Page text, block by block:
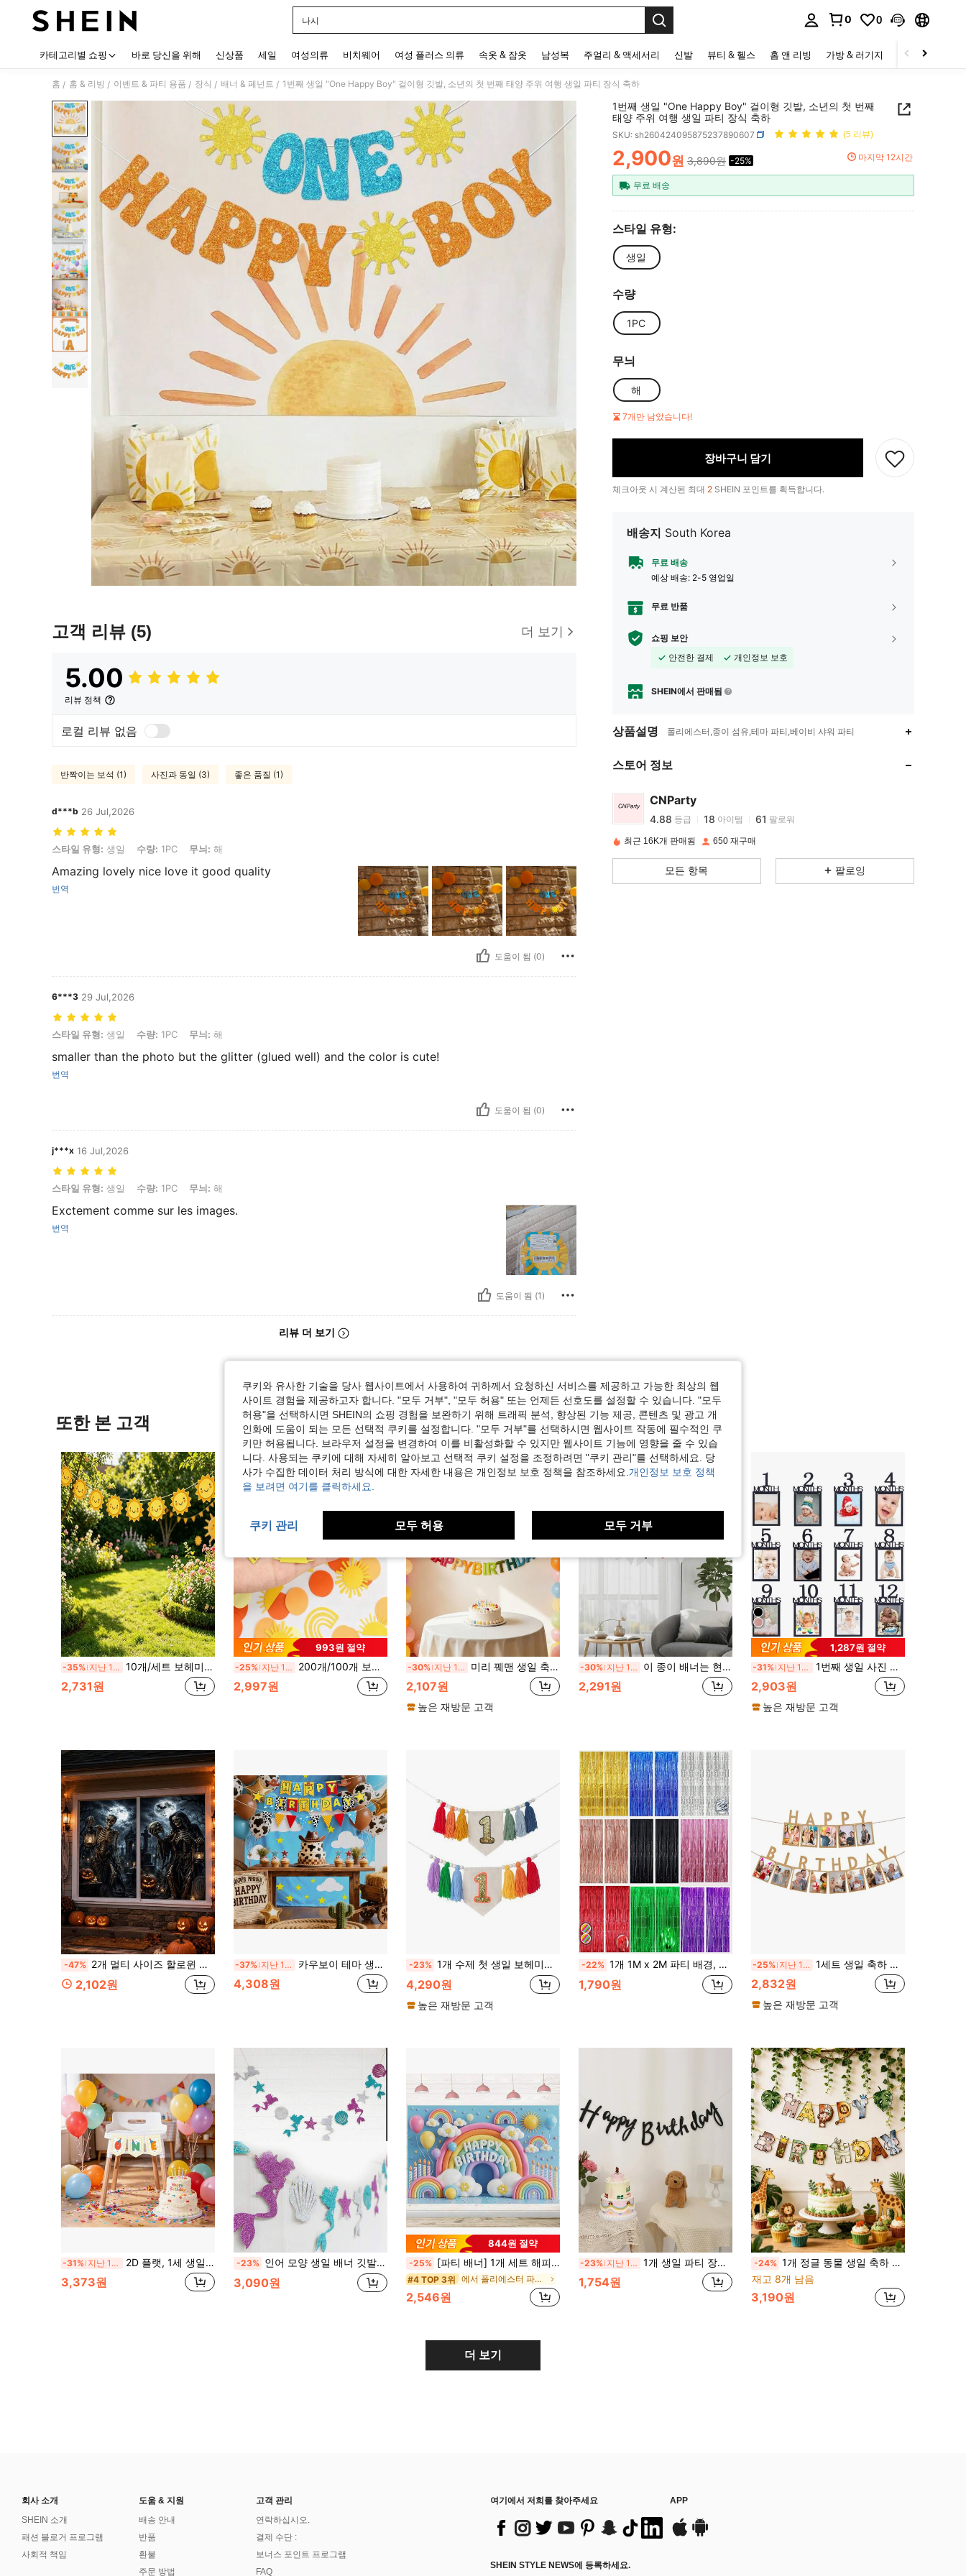
나시
0 0
카테고리별 쇼핑 바로 당신을 위해 신상품 세일 여성의류 비치웨어 여성 플러스 의류 속옷 & 잠옷 남성복 주얼리 & 액세서리 신발 뷰티 & 헬스 홈 앤 리빙 가방 & 러기지 스포츠 & 아웃
홈 / 홈 & 리빙 / 이벤트 & 파티 용품 / 장식 / 배너 & 페넌트 / 1번째 생일 "One Happy Boy" 걸이형 깃발, 소년의 첫 번째 태양 주위 여행 생일 파티 장식 축하
고객 리뷰 (5) 더 보기
5.00
리뷰 정책
로컬 리뷰 없음
반짝이는 보석 (1) 사진과 동일 (3) 좋은 품질 (1)
d***b 26 Jul,2026
스타일 유형: 생일, 수량: 1PC, 무늬: 해
스타일 유형: 생일 수량: 1PC 무늬: 해
Amazing lovely nice love it good quality
번역
도움이 됨 (0)
6***3 29 Jul,2026
스타일 유형: 생일, 수량: 1PC, 무늬: 해
스타일 유형: 생일 수량: 1PC 무늬: 해
smaller than the photo but the glitter (glued well) and the color is cute!
번역
도움이 됨 (0)
j***x 16 Jul,2026
스타일 유형: 생일, 수량: 1PC, 무늬: 해
스타일 유형: 생일 수량: 1PC 무늬: 해
Exctement comme sur les images.
번역
도움이 됨 (1)
리뷰 더 보기
1번째 생일 "One Happy Boy" 걸이형 깃발, 소년의 첫 번째
태양 주위 여행 생일 파티 장식 축하
SKU: sh260424095875237890607 (5 리뷰)
PRICE AND AVAILABILITY
2,900원 3,890원 -25% 마지막 12시간
무료 배송
스타일 유형:
생일
수량
1PC
무늬
해
7개만 남았습니다!
장바구니 담기
체크아웃 시 계산된 최대 2 SHEIN 포인트를 획득합니다.
배송지 South Korea
무료 배송
예상 배송: 2-5 영업일
무료 반품
쇼핑 보안
안전한 결제
개인정보 보호
SHEIN에서 판매됨
상품설명 폴리에스터,종이 섬유,테마 파티,베이비 샤워 파티
스토어 정보
CNParty
4.88 18
61
4.88
4.88
4.88 등급 18 아이템 61 팔로워
p***z 다음 하루 전에
4.88 18
4.88
18
61
4.88
18
61
최근 16K개 판매됨 650 재구매
모든 항목 팔로잉
또한 본 고객
-35% 지난 12 시간 10개/세트 보헤미안 스타일 선샤인 배너 장식, 펠트 인조 꽃 "Here Comes The Sun" 히피 비즈 행잉 장식, 첫 항해, 보헤미안 미학, 실내/실외 장식, 세례, 생일, 이중 레이어 디자인, 두꺼운 소재
2,731원
993원 절약
-25% 지난 12 시간 200개/100개 보헤미안 스타일 "태양 & 폴카 도트" 컨페티 - "첫 비행, 태양 주변: 당신은 나의 햇살" 테이블 스캐터 - 생일 파티, 결혼식, 보헤미안 테마 모임, 베이비 샤워 및 신부 파티를 위한 이상적인 테이블 장식
2,997원
-30% 지난 12 시간 미리 꿰맨 생일 축하 배너 세트, 무지개 펠트 폼폼 포함, 재사용 가능한 생일 축하 파티 장식
2,107원
높은 재방문 고객
-30% 지난 12 시간 이 종이 배너는 현대적인 메탈릭 글자로 골드 호일로 인쇄된 "생일 축하합니다" 문구가 특징입니다. 생일 파티 장식, 실내 걸이, 사진 소품 또는 기념일 선물에 적합합니다.
2,291원
1,287원 절약
-31% 지난 12 시간 1번째 생일 사진 배너, 성장 기록 1~12개월 사진 소품, 월별 이정표 사진 깃발 화환, 첫 번째 생일 축하 장식 용품 (블랙),
2,903원
높은 재방문 고객
-47% 2개 멀티 사이즈 할로윈 스켈레톤 윈도우 배너, 보름달 묘지 랜턴 그림 리퍼 스켈레톤 호박 랜턴 프린트, 공포 가짜 창문 장면 배너, 유령의 집, 거실, 현관 및 할로윈 파티 장식에 적합
2,102원
-37% 지난 12 시간 카우보이 테마 생일 축하 배너 세트, 웨스턴 카우보이 모자 & 보안관 별 펜던트 번팅, 장난감 영감 스토리 스타일 파티 장식
4,308원
-23% 1개 수제 첫 생일 보헤미안 하이체어 배너, 실 태슬 가랜드, 무지개 빨강 주황 노랑 초록 파랑 다색 반짝이 태슬 번팅, 침실 장식
4,290원
높은 재방문 고객
-22% 1개 1M x 2M 파티 배경, 금속 호일, 술 장식, 금속 커튼, 생일, 결혼식, 싱글 여성 기념일 장식, 성인 레인 실크 커튼, 생일 파티 배경 벽 장식, 술 장식 반짝이는 알루미늄 필름 벽 커튼, 크리스마스
1,790원
-25% 지난 12 시간 1세트 생일 축하 사진 배너, 성인용 생일 파티 장식, 연간 이정표 황금 생일 축하 배너 (크래프트)
2,832원
높은 재방문 고객
-31% 지난 12 시간 2D 플랫, 1세 생일 펠트 배너 세트, ONE 글자 체크무늬 펜던트 번팅 + 숫자 1 파티 모자 컵케이크 풍선 컷아웃이 있는 카툰 1세 생일 가랜드, 아기 첫 생일 파티 벽걸이 장식
3,373원
-23% 인어 모양 생일 배너 깃발 - 인어 테마 파티 페넌트 배너 화환, 바다 테마, 인어 테마, 베이비 샤워, 생일 파티 분위기 장식, 해피 버스데이 장식 파티, 가정 벽 및 휴일 장식
3,090원
844원 절약
-25% [파티 배너] 1개 세트 해피 버스데이 무지개 구름 풍선 촛불 다채로운 배경 천, 파티 장식, 정원, 집, 방 장식, 생일 파티, 실내 및 실외 활동, 사진 소품, 완벽한 선물에 적합
#4 TOP 3위 에서 폴리에스터 파티 배경
2,546원
-23% 지난 12 시간 1개 생일 파티 장식용 당겨 깃발, 검정색 종이 걸이 배너, 파티 장식용, 개학, 발렌타인데이
1,754원
-24% 1개 정글 동물 생일 축하 배너, 열대 잎 야생 동물 레터 가랜드, 기린, 사자, 원숭이, 코끼리 테마 파티 배경, 케이크 테이블 벽걸이 장식, 생일 파티 용품, 포토부스 룸 데코
재고 8개 남음
3,190원
더 보기
회사 소개
SHEIN 소개
패션 블로거 프로그램
사회적 책임
도움 & 지원
배송 안내
반품
환불
주문 방법
고객 관리
연락하십시오.
결제 수단 :
보너스 포인트 프로그램
FAQ
여기에서 저희를 찾아주세요 APP
SHEIN STYLE NEWS에 등록하세요.
쿠키와 유사한 기술을 당사 웹사이트에서 사용하여 귀하께서 요청하신 서비스를 제공하고 가능한 최상의 웹
사이트 경험을 제공하고자 합니다. "모두 거부", "모두 허용" 또는 언제든 선호도를 설정할 수 있습니다. "모두
허용"을 선택하시면 SHEIN의 쇼핑 경험을 보완하기 위해 트래픽 분석, 향상된 기능 제공, 콘텐츠 및 광고 개
인화에 도움이 되는 모든 선택적 쿠키를 설정합니다. "모두 거부"를 선택하시면 웹사이트 작동에 필수적인 쿠
키만 허용됩니다. 브라우저 설정을 변경하여 이를 비활성화할 수 있지만 웹사이트 기능에 영향을 줄 수 있습
니다. 사용되는 쿠키에 대해 자세히 알아보고 선택적 쿠키 설정을 조정하려면 "쿠키 관리"를 선택하세요. 당
사가 수집한 데이터 처리 방식에 대한 자세한 내용은 개인정보 보호 정책을 참조하세요. 개인정보 보호 정책
을 보려면 여기를 클릭하세요.
쿠키 관리 모두 허용 모두 거부